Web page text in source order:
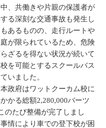
、共働きや片親の保護者が
る深刻な交通事故も発生し
あるものの、走行ルートや
が限られているため、危険
ざるを得ない状況が続いて
を可能とするスクールバス
いました。
府はワットクーカム校に
かる総額2,280,000バーツ
のたび整備が完了しまし
情により車での登下校が困